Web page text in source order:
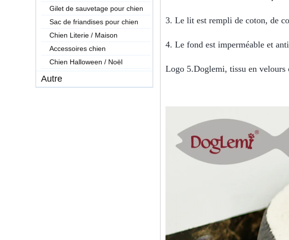
Gilet de sauvetage pour chien
Sac de friandises pour chien
Chien Literie / Maison
Accessoires chien
Chien Halloween / Noël
Autre
3. Le lit est rempli de coton, de
4. Le fond est imperméable et
Logo 5.Doglemi, tissu en velours